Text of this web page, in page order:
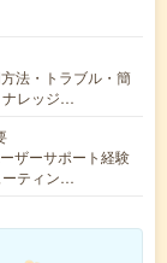
法・トラブル・簡
ナレッジ…
ザーサポート経験
ーティン…